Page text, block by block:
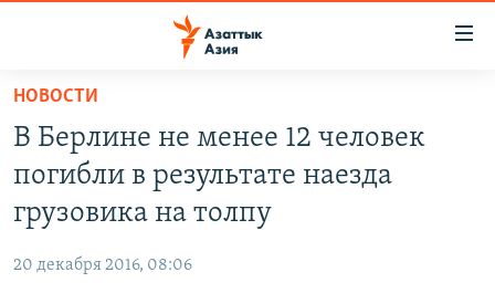
Вернуться
основному
содержанию
главной
навигации
КАЗАХСТАН
ТАДЖИКИСТАН
НОВОСТИ
ВОЙНА В УКРАИНЕ
ҚАЗАҚША
НОВОСТИ
В Берлине не менее 12 человек
погибли в результате наезда
грузовика на толпу
20 декабря 2016, 08:06